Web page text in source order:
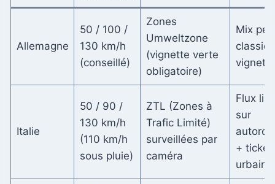
Allemagne
50 / 100 /
130 km/h
(conseillé)
Zones
Umweltzone
(vignette verte
obligatoire)
Mix
vignette
Italie
50 / 90 /
130 km/h
(110 km/h
sous pluie)
ZTL (Zones à
Trafic Limité)
surveillées par
caméra
Flux
sur
+
urbains